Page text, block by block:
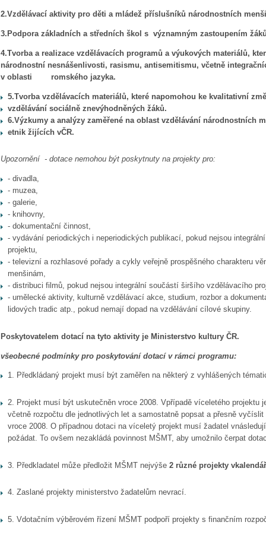
2.Vzdělávací aktivity pro děti a mládež příslušníků národnostních
3.Podpora základních a středních škol s významným zastoupením
4.Tvorba a realizace vzdělávacích programů a výukových materiálů,
národnostní nesnášenlivosti, rasismu, antisemitismu, včetně
v oblasti romského jazyka.
5.Tvorba vzdělávacích materiálů, které napomohou ke kvalitativní
vzdělávání sociálně znevýhodněných žáků.
6.Výzkumy a analýzy zaměřené na oblast vzdělávání národnostních
etnik žijících vČR.
Upozornění - dotace nemohou být poskytnuty na projekty pro:
- divadla,
- muzea,
- galerie,
- knihovny,
- dokumentační činnost,
- vydávání periodických i neperiodických publikací, pokud nejsou
projektu,
- televizní a rozhlasové pořady a cykly veřejně prospěšného charakteru
menšinám,
- distribuci filmů, pokud nejsou integrální součástí širšího vzdělávacího
- umělecké aktivity, kulturně vzdělávací akce, studium, rozbor a
lidových tradic atp., pokud nemají dopad na vzdělávání cílové skupiny.
Poskytovatelem dotací na tyto aktivity je Ministerstvo kultury ČR.
všeobecné podmínky pro poskytování dotací v rámci programu:
1. Předkládaný projekt musí být zaměřen na některý z vyhlášených
2. Projekt musí být uskutečněn vroce 2008. Vpřípadě víceletého projektu
včetně rozpočtu dle jednotlivých let a samostatně popsat a přesně
vroce 2008.O případnou dotaci na víceletý projekt musí žadatel
požádat. To ovšem nezakládá povinnost MŠMT, aby umožnilo čerpat
3. Předkladatel může předložit MŠMT nejvýše2 různé projekty
4. Zaslané projekty ministerstvo žadatelům nevrací.
5. Vdotačním výběrovém řízení MŠMT podpoří projekty s finančním